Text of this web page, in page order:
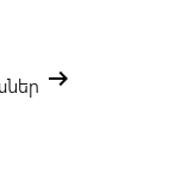
arrow_right_alt